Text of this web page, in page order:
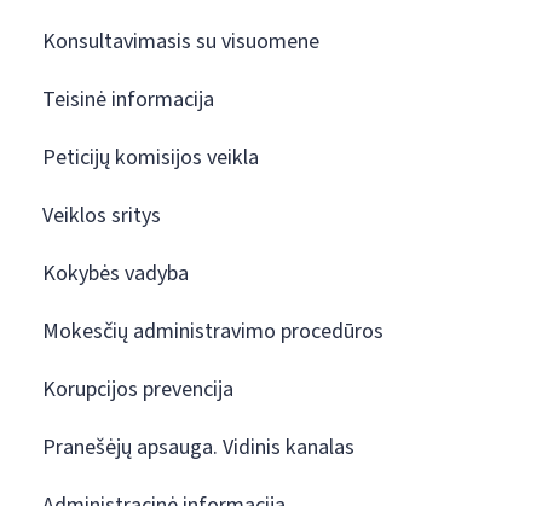
Konsultavimasis su visuomene
Teisinė informacija
Peticijų komisijos veikla
Veiklos sritys
Kokybės vadyba
Mokesčių administravimo procedūros
Korupcijos prevencija
Pranešėjų apsauga. Vidinis kanalas